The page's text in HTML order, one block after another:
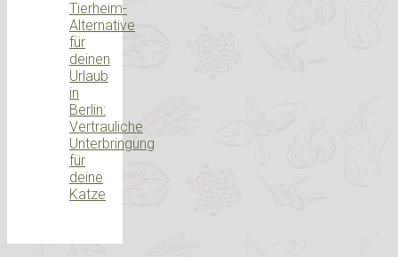
Tierheim-
Alternative
für
deinen
Urlaub
in
Berlin:
Vertrauliche
Unterbringung
für
deine
Katze